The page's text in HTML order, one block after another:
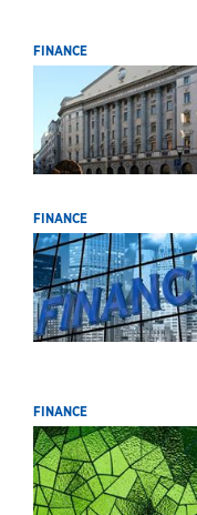
FINANCE
FINANCE
FINANCE